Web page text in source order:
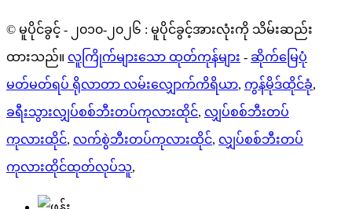
© မူပိုင်ခွင့် - ၂၀၁၀-၂၀၂၆ : မူပိုင်ခွင့်အားလုံးကို သိမ်းဆည်း
ထားသည်။ လူကြိုက်များသော ထုတ်ကုန်များ - ဆိုက်မြေပုံ
မတ်မတ်ရပ် ရိုလာတာ လမ်းလျှောက်ကိရိယာ, ကွန်မိုဒ်ထိုင်ခုံ,
ခရီးသွားလျှပ်စစ်ဘီးတပ်ကုလားထိုင်, လျှပ်စစ်ဘီးတပ်
ကုလားထိုင်, လက်စွဲဘီးတပ်ကုလားထိုင်, လျှပ်စစ်ဘီးတပ်
ကုလားထိုင်ထုတ်လုပ်သူ,